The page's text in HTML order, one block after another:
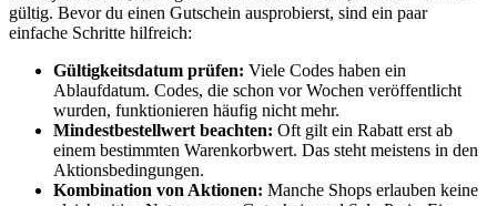
gültig. Bevor du einen Gutschein ausprobierst, sind ein paar
einfache Schritte hilfreich:
Gültigkeitsdatum prüfen: Viele Codes haben ein
Ablaufdatum. Codes, die schon vor Wochen veröffentlicht
wurden, funktionieren häufig nicht mehr.
Mindestbestellwert beachten: Oft gilt ein Rabatt erst ab
einem bestimmten Warenkorbwert. Das steht meistens in den
Aktionsbedingungen.
Kombination von Aktionen: Manche Shops erlauben keine